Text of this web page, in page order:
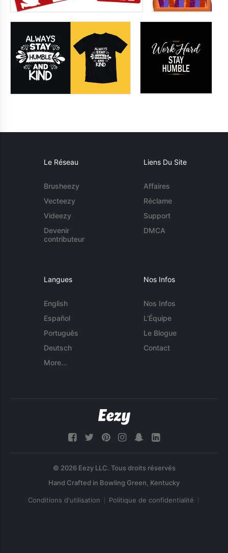
Le Réseau
Brusheezy
Vecteezy
Videezy
Devenir
contributeur
Liens Du Site
Affaires
Réclame
Support
DMCA
Langues
English
Español
Português
Deutsch
More...
Nos Infos
Nos Infos
L'Équipe
Le Blogue
Contact
© 2026 Eezy LLC. Tous droits réservés
Conditions d'utilisation Politique de confidentialité